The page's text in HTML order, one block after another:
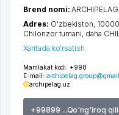
Mamlakat kodi: +998
E-mail:
archipelag.uz
+99899 ...Qo'ng'iroq
Brend nomi:
Adres: O'zbekiston,
Chilonzor tumani daha
Xaritada ko'rsatish